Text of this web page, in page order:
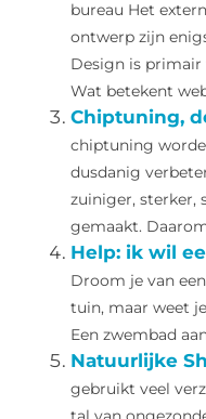
bureau Het
ontwerp zijn
Design is
Wat betekent
Chiptuning,
chiptuning
dusdanig
zuiniger, sterker,
gemaakt.
Help: ik wil
Droom je van
tuin, maar weet
Een zwembad
Natuurlijke
gebruikt veel